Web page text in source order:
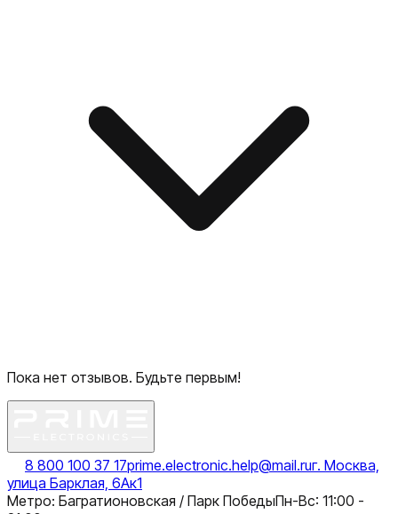
Пока нет отзывов. Будьте первым!
8 800 100 37 17prime.electronic.help@mail.ruг. Москва,
улица Барклая, 6Ак1
Метро: Багратионовская / Парк ПобедыПн-Вс: 11:00 -